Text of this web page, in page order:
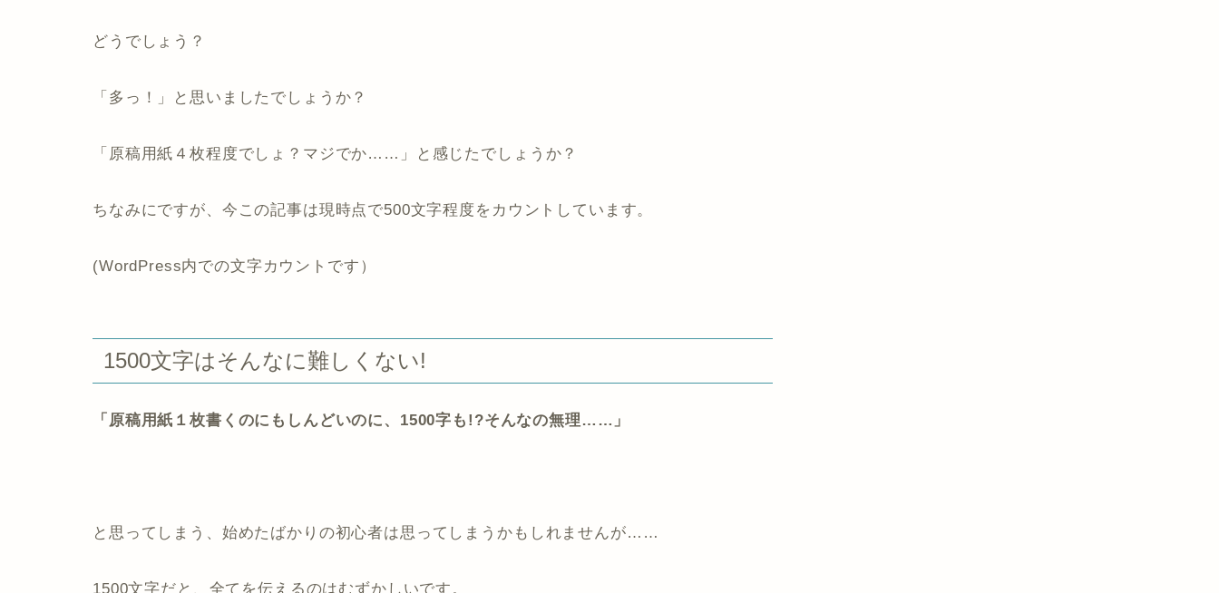
どうでしょう？
「多っ！」と思いましたでしょうか？
「原稿用紙４枚程度でしょ？マジでか……」と感じたでしょうか？
ちなみにですが、今この記事は現時点で500文字程度をカウントしています。
(WordPress内での文字カウントです）
1500文字はそんなに難しくない!
「原稿用紙１枚書くのにもしんどいのに、1500字も!?そんなの無理……」
と思ってしまう、始めたばかりの初心者は思ってしまうかもしれませんが……
1500文字だと、全てを伝えるのはむずかしいです。